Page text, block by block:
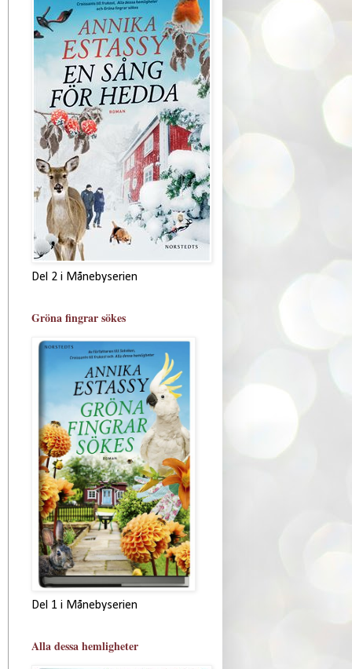
Del 2 i Månebyserien
Gröna fingrar sökes
Del 1 i Månebyserien
Alla dessa hemligheter